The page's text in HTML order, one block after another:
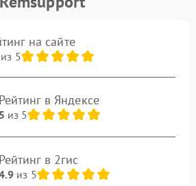
на сайте
5
в Яндексе
из 5
в 2гис
из 5